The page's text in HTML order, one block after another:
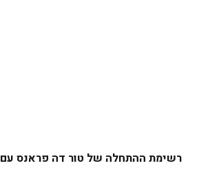
רשימת ההתחלה של טור דה פראנס עם Zwift 2026